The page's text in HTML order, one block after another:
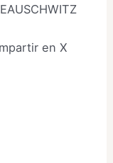
en X